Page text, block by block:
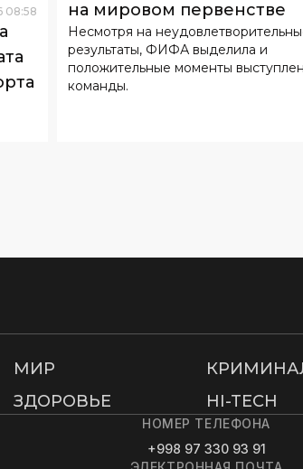
команды.
МИР
ЗДОРОВЬЕ HI-TECH
НОМЕР ТЕЛЕФОНА
+998 97 330 93 91